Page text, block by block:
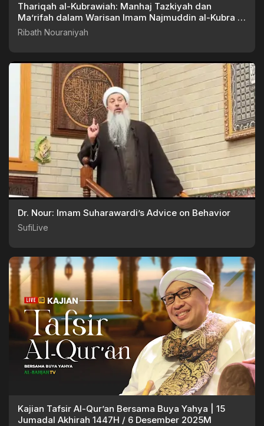
Thariqah al-Kubrawiah: Manhaj Tazkiyah dan
Ma’rifah dalam Warisan Imam Najmuddin al-Kubra –
NGOPI 44
Ribath Nouraniyah
Dr. Nour: Imam Suharawardi’s Advice on Behavior
SufiLive
Kajian Tafsir Al-Qur’an Bersama Buya Yahya | 15
Jumadal Akhirah 1447H / 6 Desember 2025M